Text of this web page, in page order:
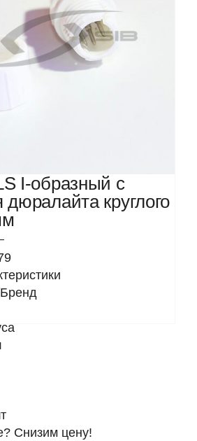
I-образный с
дюралайта круглого
Снизим цену!